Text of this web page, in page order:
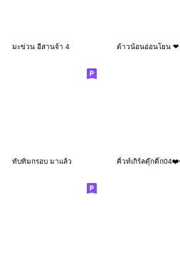
มะข่วน อีสานจ้า 4 ต้าวน้อนอ่อนโยน ❤
ทับทิมกรอบ มาแล้ว คิ้วท์เกิร์ลดุ๊กดิ๊ก